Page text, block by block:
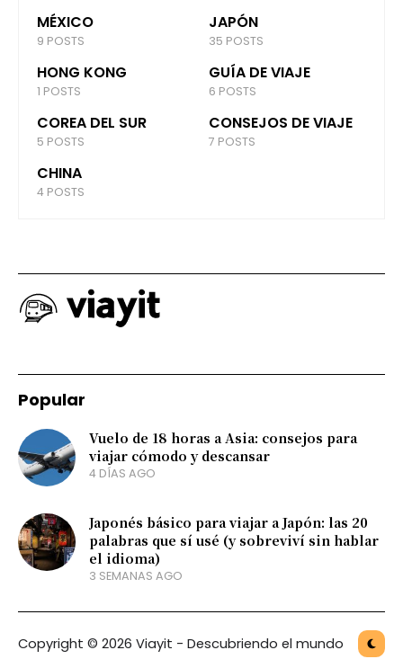
MÉXICO
9 POSTS
JAPÓN
35 POSTS
HONG KONG
1 POSTS
GUÍA DE VIAJE
6 POSTS
COREA DEL SUR
5 POSTS
CONSEJOS DE VIAJE
7 POSTS
CHINA
4 POSTS
Popular
Vuelo de 18 horas a Asia: consejos para
viajar cómodo y descansar
4 DÍAS AGO
Japonés básico para viajar a Japón: las 20
palabras que sí usé (y sobreviví sin hablar
el idioma)
3 SEMANAS AGO
Copyright © 2026 Viayit - Descubriendo el mundo